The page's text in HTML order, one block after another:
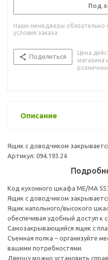
Под
Наши менеджеры обязательно
условия заказа
Поделиться
Цена
магазина
Описание
Ящик с доводчиком
Артикул: 094.193.24
Код кухонного шкафа ME/MA
Ящик с доводчиком
Ящик напольного/высокого
обеспечивая удобный доступ к
Cамозакрывающийся ящик с
Съемная полка – организуйте
вашими потребностями.
Дверцу можно установить